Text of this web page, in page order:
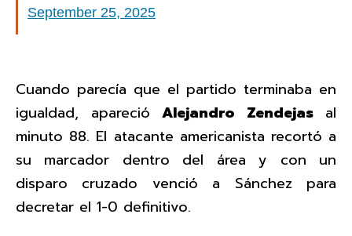
September 25, 2025
Cuando parecía que el partido terminaba en
igualdad, apareció Alejandro Zendejasal
minuto 88. El atacante americanista recortó a
su marcador dentro del área y con un
disparo cruzado venció a Sánchez para
decretar el 1-0 definitivo.